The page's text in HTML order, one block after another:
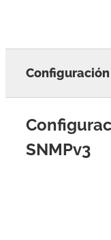
Configuración
SNMPv3